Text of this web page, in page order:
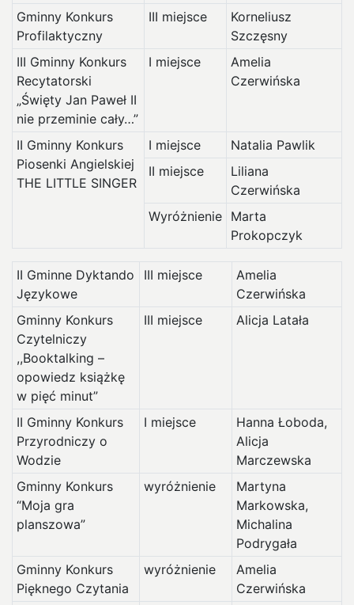
Gminny Konkurs
Profilaktyczny
III miejsce
Korneliusz
Szczęsny
III Gminny Konkurs
Recytatorski
„Święty Jan Paweł II
nie przeminie cały…”
I miejsce
Amelia
Czerwińska
II Gminny Konkurs
Piosenki Angielskiej
THE LITTLE SINGER
I miejsce
Natalia Pawlik
II miejsce
Liliana
Czerwińska
Wyróżnienie
Marta
Prokopczyk
II Gminne Dyktando
Językowe
III miejsce
Amelia
Czerwińska
Gminny Konkurs
Czytelniczy
,,Booktalking –
opowiedz książkę
w pięć minut”
III miejsce Alicja Latała
II Gminny Konkurs
Przyrodniczy o
Wodzie
I miejsce
Hanna Łoboda,
Alicja
Marczewska
Gminny Konkurs
“Moja gra
planszowa”
wyróżnienie
Martyna
Markowska,
Michalina
Podrygała
Gminny Konkurs
Pięknego Czytania
wyróżnienie
Amelia
Czerwińska